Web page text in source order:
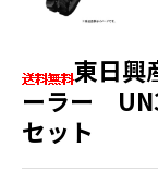
東日興
ーラー
セット